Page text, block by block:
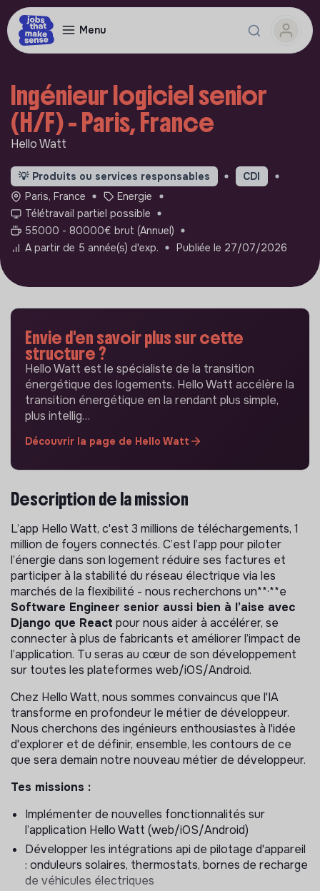
Menu
Ingénieur logiciel senior
(H/F) - Paris, France
Hello Watt
💡 Produits ou services responsables
CDI
Paris, France
Energie
Télétravail partiel possible
55000 - 80000€ brut (Annuel)
A partir de 5 année(s) d'exp.
Publiée le 27/07/2026
Envie d'en savoir plus sur cette
structure ?
Hello Watt est le spécialiste de la transition
énergétique des logements. Hello Watt accélère la
transition énergétique en la rendant plus simple,
plus intellig…
Découvrir la page de Hello Watt
Description de la mission
L’app Hello Watt, c'est 3 millions de téléchargements, 1
million de foyers connectés. C’est l’app pour piloter
l’énergie dans son logement réduire ses factures et
participer à la stabilité du réseau électrique via les
marchés de la flexibilité - nous recherchons un**·**e
Software Engineer senior aussi bien à l’aise avec
Django que React pour nous aider à accélérer, se
connecter à plus de fabricants et améliorer l’impact de
l’application. Tu seras au cœur de son développement
sur toutes les plateformes web/iOS/Android.
Chez Hello Watt, nous sommes convaincus que l'IA
transforme en profondeur le métier de développeur.
Nous cherchons des ingénieurs enthousiastes à l'idée
d'explorer et de définir, ensemble, les contours de ce
que sera demain notre nouveau métier de développeur.
Tes missions :
Implémenter de nouvelles fonctionnalités sur
l’application Hello Watt (web/iOS/Android)
Développer les intégrations api de pilotage d'appareil
: onduleurs solaires, thermostats, bornes de recharge
de véhicules électriques